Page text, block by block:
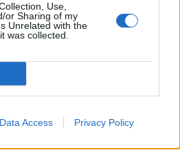
Use,
or Sharing of my
Unrelated with the
was collected.
Data Access Privacy Policy